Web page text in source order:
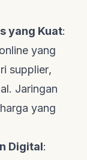
yang Kuat:
yang
supplier,
Jaringan
yang
Digital: